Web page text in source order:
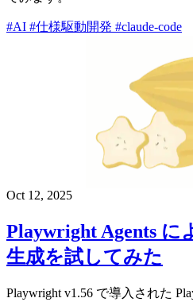
#AI #仕様駆動開発 #claude-code
Oct 12, 2025
Playwright Agents に
生成を試してみた
Playwright v1.56 で導入された